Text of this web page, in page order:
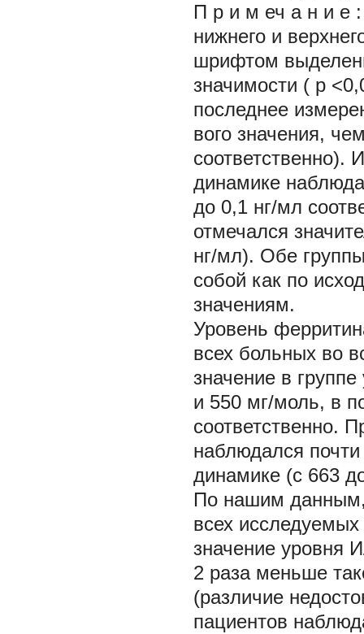
П р и м еч а н и е
нижнего и
шрифтом
значимости ( p
последнее
вого значения,
соответственно).
динамике
до 0,1 нг/мл
отмечался
нг/мл). Обе
собой как по
значениям.
Уровень
всех больных во
значение в
и 550 мг/моль, в
соответственно.
наблюдался
динамике (с 663
По нашим
всех
значение уровня
2 раза меньше
(различие
пациентов